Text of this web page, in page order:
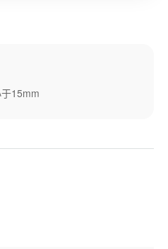
Ф16/Ф19/Ф22/Ф25/）